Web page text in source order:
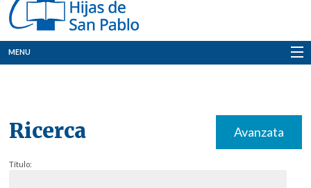
MENU
Ricerca Avanzata
Título: